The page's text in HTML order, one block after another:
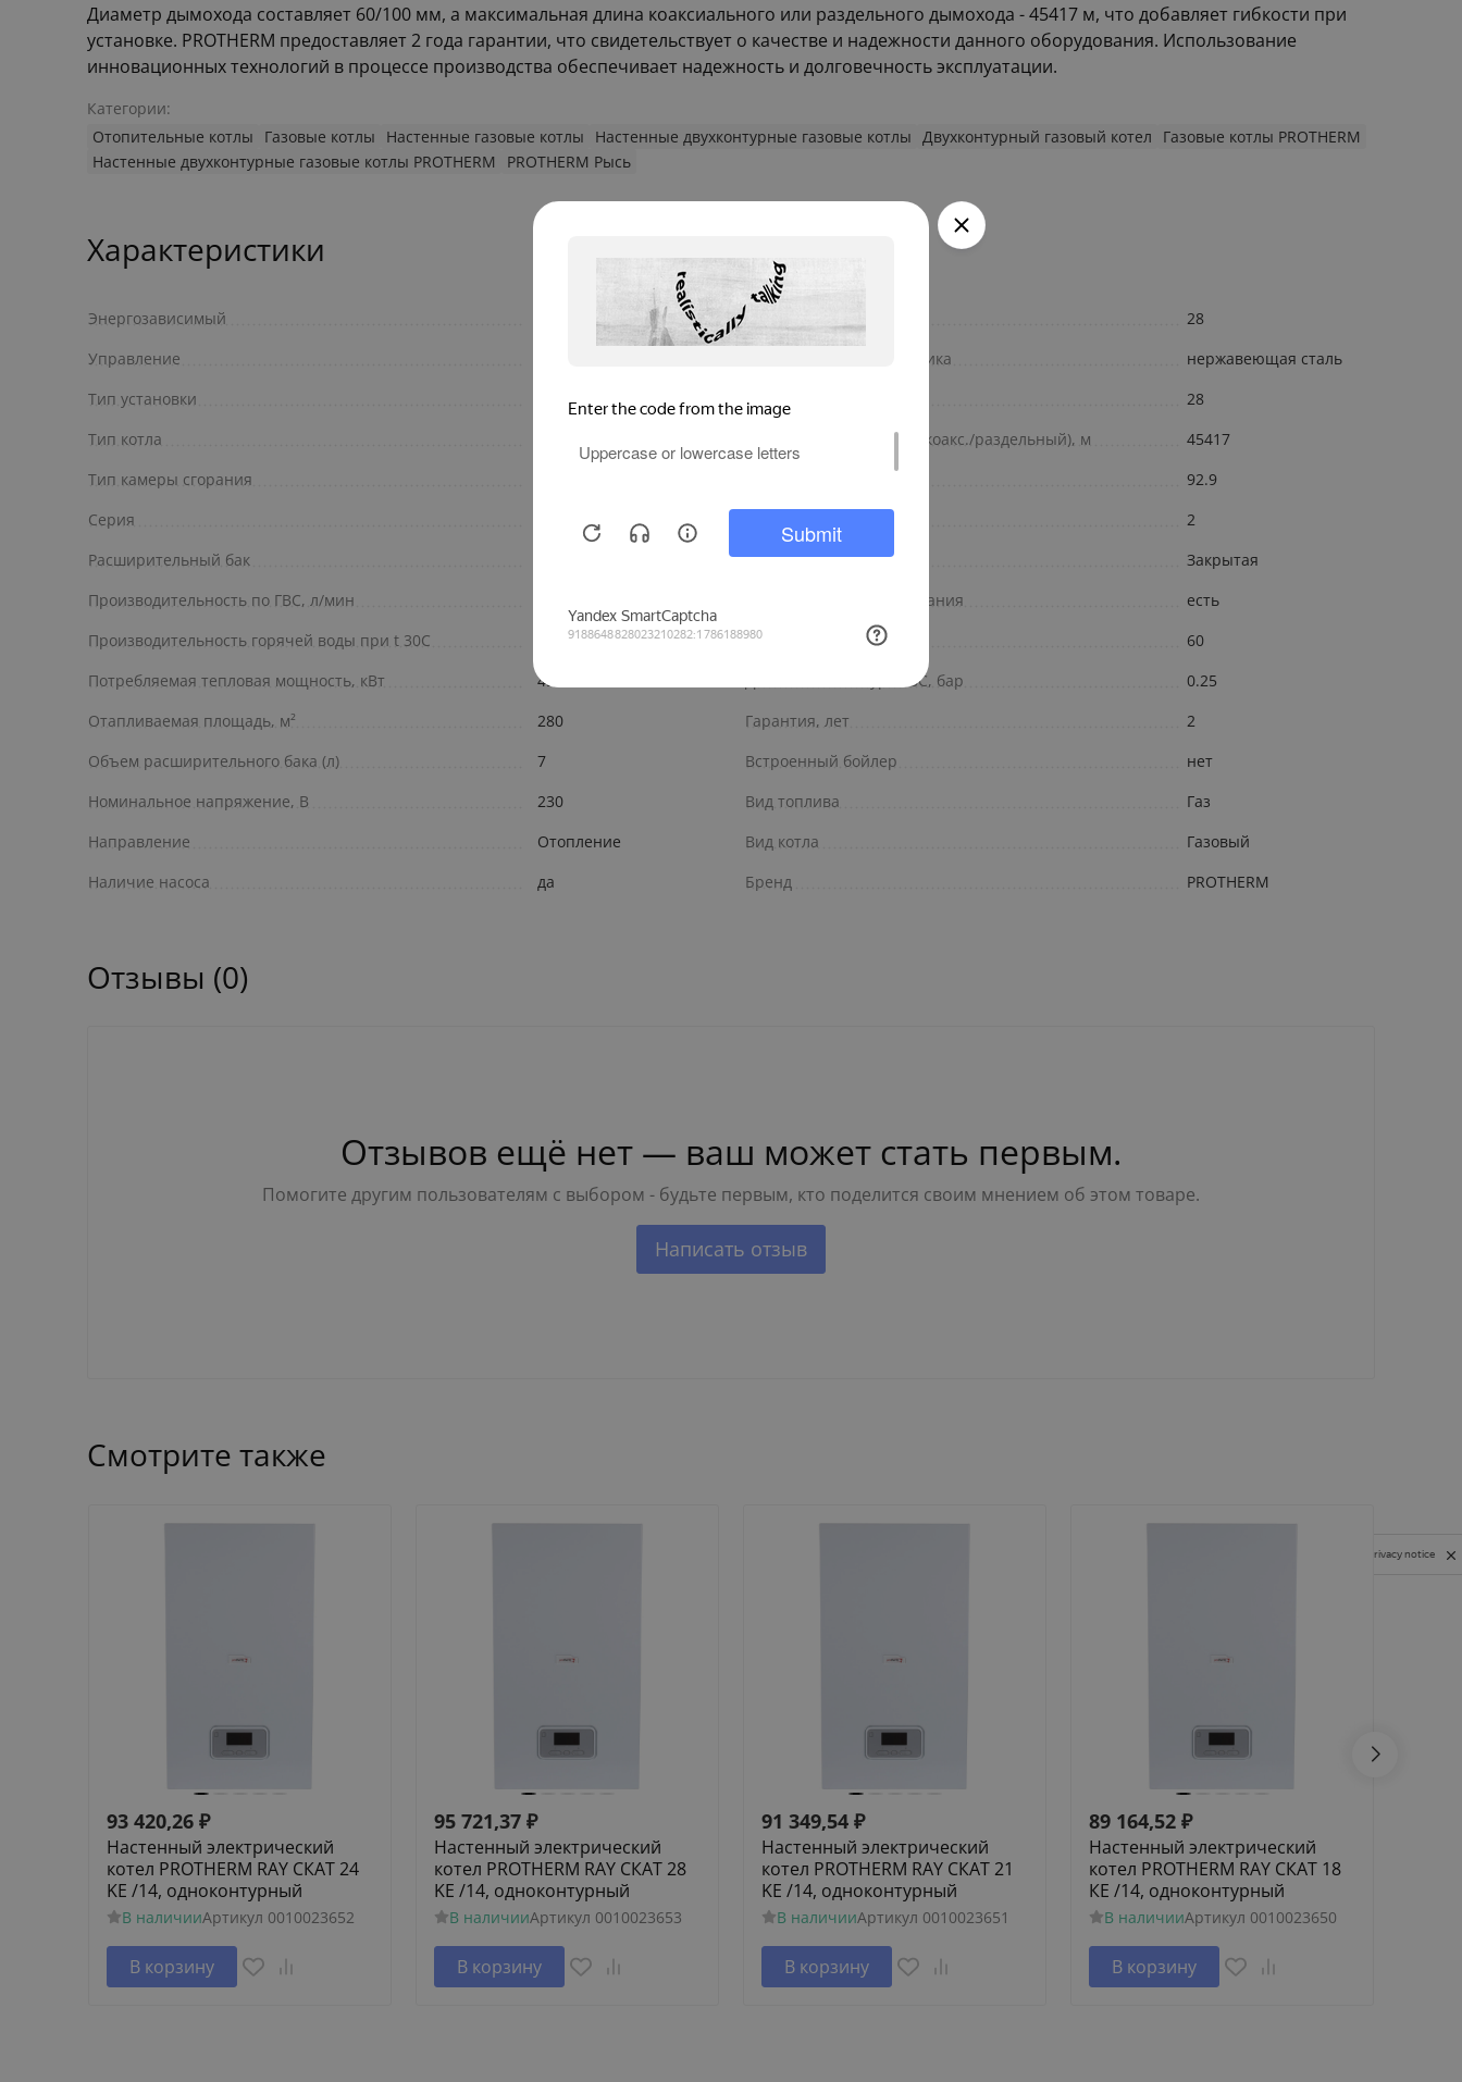
Диаметр дымохода составляет 60/100 мм, а максимальная длина коаксиального или раздельного дымохода - 45417 м, что добавляет гибкости при
установке. PROTHERM предоставляет 2 года гарантии, что свидетельствует о качестве и надежности данного оборудования. Использование
инновационных технологий в процессе производства обеспечивает надежность и долговечность эксплуатации.
Категории:
Отопительные котлы
Газовые котлы Настенные газовые котлы Настенные двухконтурные газовые котлы Двухконтурный газовый котел
Газовые котлы PROTHERM
Настенные двухконтурные газовые котлы PROTHERM
PROTHERM Рысь
Характеристики
Энергозависимый
Управление
Тип установки
настенный
Тип котла
Тип камеры сгорания
Серия
Расширительный бак
Производительность по ГВС, л/мин
Производительность горячей воды при t 30C
45483
Потребляемая тепловая мощность, кВт
45320
Отапливаемая площадь, м²
280
Объем расширительного бака (л)
7
Номинальное напряжение, В
230
Направление
Отопление
Наличие насоса
да
28
Материал теплообменника
нержавеющая сталь
Макс. мощность, кВт
28
Макс. длина дымохода (коакс./раздельный), м
45417
92.9
2
Камера сгорания
Закрытая
Защита котла от замерзания
есть
Диаметр дымохода, мм
60
Давление в контуре ГВС, бар
0.25
Гарантия, лет
2
Встроенный бойлер
нет
Вид топлива
Газ
Вид котла
Газовый
Бренд
PROTHERM
Отзывы (0)
Отзывов ещё нет — ваш может стать первым.
Помогите другим пользователям с выбором - будьте первым, кто поделится своим мнением об этом товаре.
Написать отзыв
Смотрите также
93 420,26 ₽
Настенный электрический
котел PROTHERM RAY СКАТ 24
KE /14, одноконтурный
В наличииАртикул 0010023652
В корзину
95 721,37 ₽
Настенный электрический
котел PROTHERM RAY СКАТ 28
KE /14, одноконтурный
В наличииАртикул 0010023653
В корзину
91 349,54 ₽
Настенный электрический
котел PROTHERM RAY СКАТ 21
KE /14, одноконтурный
В наличииАртикул 0010023651
В корзину
89 164,52 ₽
Настенный электрический
котел PROTHERM RAY СКАТ 18
КЕ /14, одноконтурный
В наличииАртикул 0010023650
В корзину
Privacy notice